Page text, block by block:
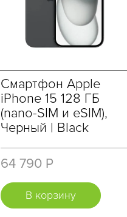
Смартфон Apple
iPhone 15 128 ГБ
(nano-SIM и eSIM),
Черный | Black
64 790 Р
В корзину